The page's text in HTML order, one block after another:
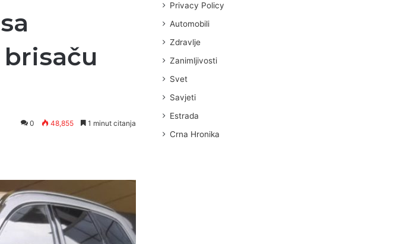
0 48,855 1 minut citanja
Privacy Policy
Automobili
Zdravlje
Zanimljivosti
Svet
Savjeti
Estrada
Crna Hronika